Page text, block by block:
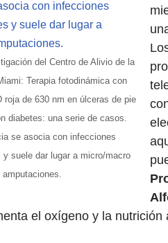
del Centro de Alivio de la
Terapia fotodinámica con
roja de 630 nm en úlceras de pie
diabetes: una serie de casos.
se asocia con infecciones
y suele dar lugar a micro/macro
amputaciones.
el oxígeno y la